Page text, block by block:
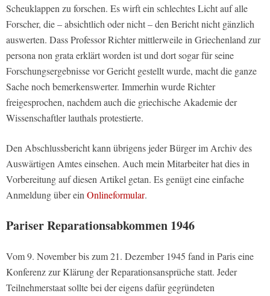
Scheuklappen zu forschen. Es wirft ein schlechtes Licht auf alle
Forscher, die – absichtlich oder nicht – den Bericht nicht gänzlich
auswerten. Dass Professor Richter mittlerweile in Griechenland zur
persona non grata erklärt worden ist und dort sogar für seine
Forschungsergebnisse vor Gericht gestellt wurde, macht die ganze
Sache noch bemerkenswerter. Immerhin wurde Richter
freigesprochen, nachdem auch die griechische Akademie der
Wissenschaftler lauthals protestierte.
Den Abschlussbericht kann übrigens jeder Bürger im Archiv des
Auswärtigen Amtes einsehen. Auch mein Mitarbeiter hat dies in
Vorbereitung auf diesen Artikel getan. Es genügt eine einfache
Anmeldung über einOnlineformular.
Pariser Reparationsabkommen 1946
Vom 9. November bis zum 21. Dezember 1945 fand in Paris eine
Konferenz zur Klärung der Reparationsansprüche statt. Jeder
Teilnehmerstaat sollte bei der eigens dafür gegründeten